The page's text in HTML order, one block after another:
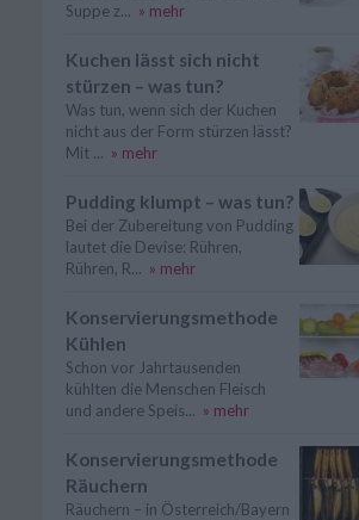
Suppe z... » mehr
Kuchen lässt sich nicht
stürzen – was tun?
Was tun, wenn sich der Kuchen
nicht aus der Form stürzen lässt?
Mit ... » mehr
Pudding klumpt – was tun?
Bei der Zubereitung von Pudding
lautet die Devise: Rühren,
Rühren, R... » mehr
Konservierungsmethode
Kühlen
Schon vor Jahrtausenden
kühlten die Menschen Fleisch
und andere Speis... » mehr
Konservierungsmethode
Räuchern
Räuchern – in Österreich/Bayern